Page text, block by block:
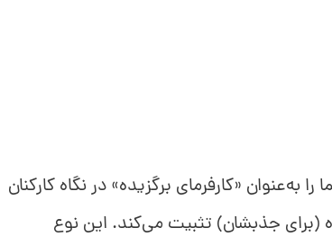
به‌عنوان «کارفرمای برگزیده» در نگاه کارکنان
(برای جذبشان) تثبیت می‌کند. این نوع